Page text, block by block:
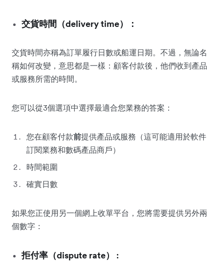
交貨時間（delivery time）：
交貨時間亦稱為訂單履行日數或船運日期。不過，無論名
稱如何改變，意思都是一樣：顧客付款後，他們收到產品
或服務所需的時間。
您可以從3個選項中選擇最適合您業務的答案：
您在顧客付款前提供產品或服務（這可能適用於軟件
訂閱業務和數碼產品商戶）
時間範圍
確實日數
如果您正使用另一個網上收單平台，您將需要提供另外兩
個數字：
拒付率（dispute rate） :